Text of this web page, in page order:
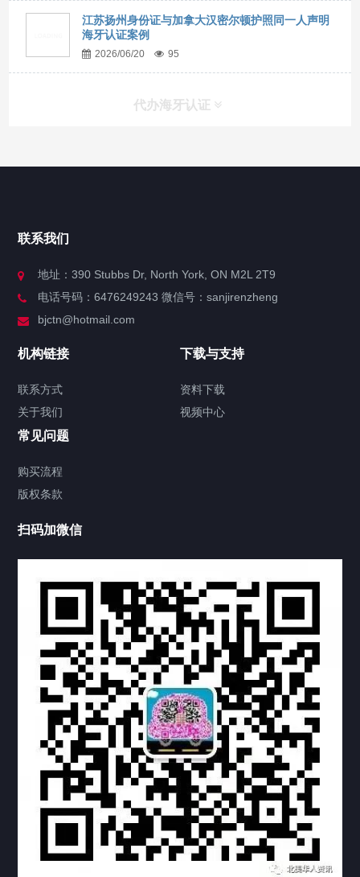
江苏扬州身份证与加拿大汉密尔顿护照同一人声明
海牙认证案例
2026/06/20 95
代办海牙认证
服务分类
签署类文件海牙认证程序费用
视频中心
热门标签 TAG
机构链接
联系方式 关于我们
下载与支持
资料下载 视频中心
常见问题
购买流程 版权条款
联系我们
地址：390 Stubbs Dr, North York, ON M2L 2T9
电话号码：6476249243 微信号：sanjirenzheng
bjctn@hotmail.com
机构链接
联系方式
关于我们
下载与支持
资料下载
视频中心
常见问题
购买流程
版权条款
扫码加微信